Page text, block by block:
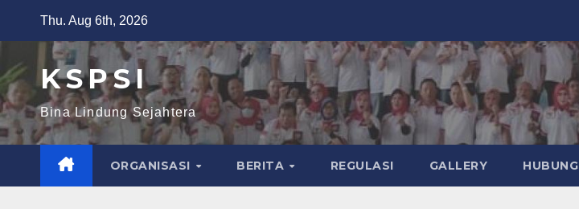
Thu. Aug 6th, 2026
K S P S I
Bina Lindung Sejahtera
ORGANISASI BERITA REGULASI GALLERY